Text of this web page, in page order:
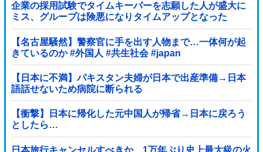
企業の採用試験でタイムキーパーを志願した人が盛大に
ミス、グループは険悪になりタイムアップとなった
が……
【名古屋騒然】警察官に手を出す人物まで…一体何が起
きているのか #外国人 #共生社会 #japan
【日本に不満】パキスタン夫婦が日本で出産準備→日本
語話せないため病院に断られる
【衝撃】日本に帰化した元中国人が帰省→日本に戻ろう
としたら…
日本旅行キャンセルすべきか…1万年ぶり史上最大級の火